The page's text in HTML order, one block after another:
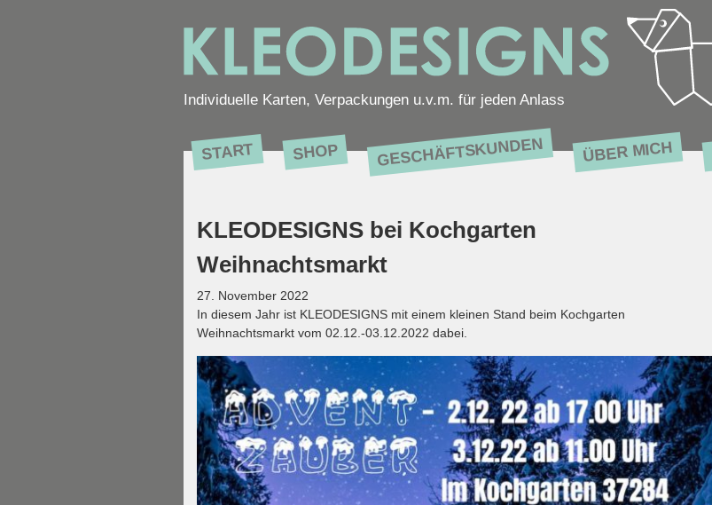
Individuelle Karten, Verpackungen u.v.m. für jeden Anlass
START SHOP GESCHÄFTSKUNDEN ÜBER MICH
KLEODESIGNS bei Kochgarten
Weihnachtsmarkt
27. November 2022
In diesem Jahr ist KLEODESIGNS mit einem kleinen Stand beim Kochgarten
Weihnachtsmarkt vom 02.12.-03.12.2022 dabei.